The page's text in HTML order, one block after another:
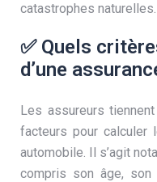
catastrophes naturelles.
✅ Quels
d’une
Les assureurs
facteurs pour calculer
automobile. Il s’agit
compris son âge,